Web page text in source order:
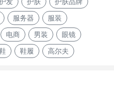
服务器 服装
电商 男装 眼镜
鞋履 高尔夫